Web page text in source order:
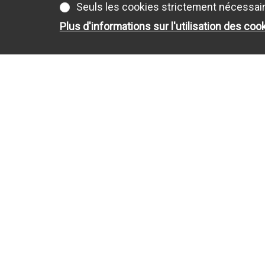
Seuls les cookies strictement
Plus d'informations sur l'utilisation des